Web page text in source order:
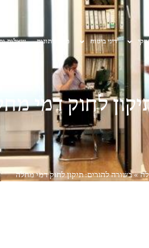
דיני ביטוח מן העיתונות שאלות
לחוק דמי
»בשורה להורים: תיקון לחוק דמי מחלה